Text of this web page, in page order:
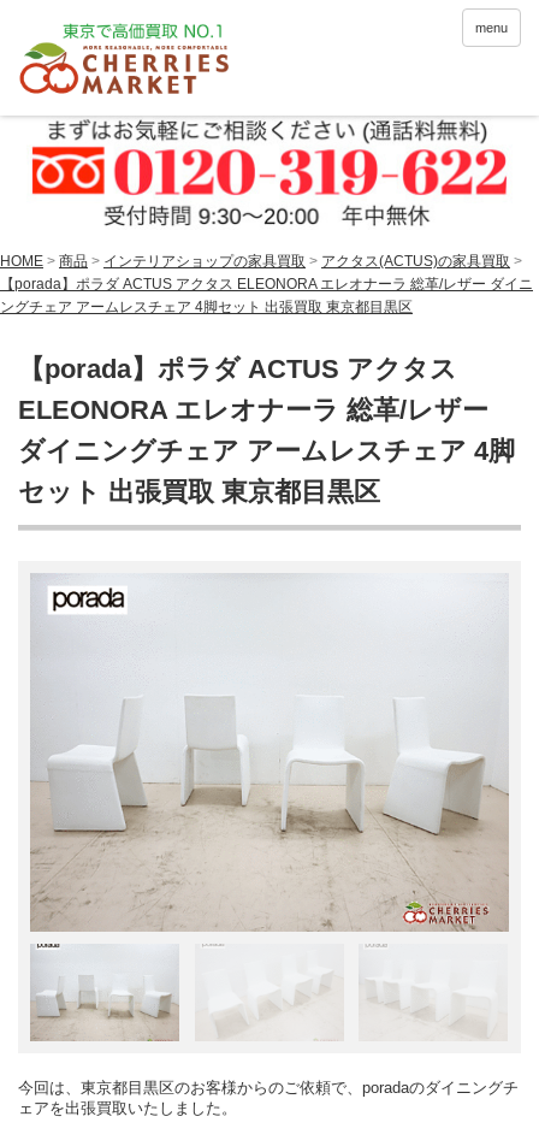
menu
HOME > 商品 > インテリアショップの家具買取 > アクタス(ACTUS)の家具買取 >
【porada】ポラダ ACTUS アクタス ELEONORA エレオナーラ 総革/レザー ダイニ
ングチェア アームレスチェア 4脚セット 出張買取 東京都目黒区
【porada】ポラダ ACTUS アクタス
ELEONORA エレオナーラ 総革/レザー
ダイニングチェア アームレスチェア 4脚
セット 出張買取 東京都目黒区
今回は、東京都目黒区のお客様からのご依頼で、poradaのダイニングチ
ェアを出張買取いたしました。